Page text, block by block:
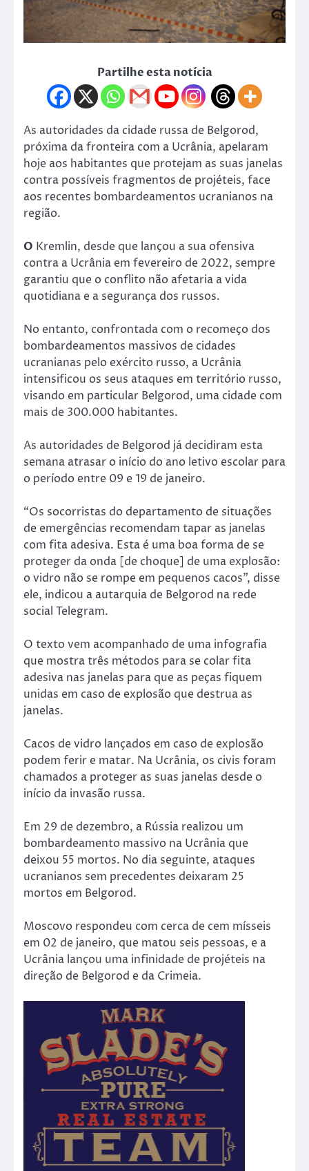
Partilhe esta notícia
As autoridades da cidade russa de Belgorod,
próxima da fronteira com a Ucrânia, apelaram
hoje aos habitantes que protejam as suas janelas
contra possíveis fragmentos de projéteis, face
aos recentes bombardeamentos ucranianos na
região.
O Kremlin, desde que lançou a sua ofensiva
contra a Ucrânia em fevereiro de 2022, sempre
garantiu que o conflito não afetaria a vida
quotidiana e a segurança dos russos.
No entanto, confrontada com o recomeço dos
bombardeamentos massivos de cidades
ucranianas pelo exército russo, a Ucrânia
intensificou os seus ataques em território russo,
visando em particular Belgorod, uma cidade com
mais de 300.000 habitantes.
As autoridades de Belgorod já decidiram esta
semana atrasar o início do ano letivo escolar para
o período entre 09 e 19 de janeiro.
“Os socorristas do departamento de situações
de emergências recomendam tapar as janelas
com fita adesiva. Esta é uma boa forma de se
proteger da onda [de choque] de uma explosão:
o vidro não se rompe em pequenos cacos”, disse
ele, indicou a autarquia de Belgorod na rede
social Telegram.
O texto vem acompanhado de uma infografia
que mostra três métodos para se colar fita
adesiva nas janelas para que as peças fiquem
unidas em caso de explosão que destrua as
janelas.
Cacos de vidro lançados em caso de explosão
podem ferir e matar. Na Ucrânia, os civis foram
chamados a proteger as suas janelas desde o
início da invasão russa.
Em 29 de dezembro, a Rússia realizou um
bombardeamento massivo na Ucrânia que
deixou 55 mortos. No dia seguinte, ataques
ucranianos sem precedentes deixaram 25
mortos em Belgorod.
Moscovo respondeu com cerca de cem mísseis
em 02 de janeiro, que matou seis pessoas, e a
Ucrânia lançou uma infinidade de projéteis na
direção de Belgorod e da Crimeia.